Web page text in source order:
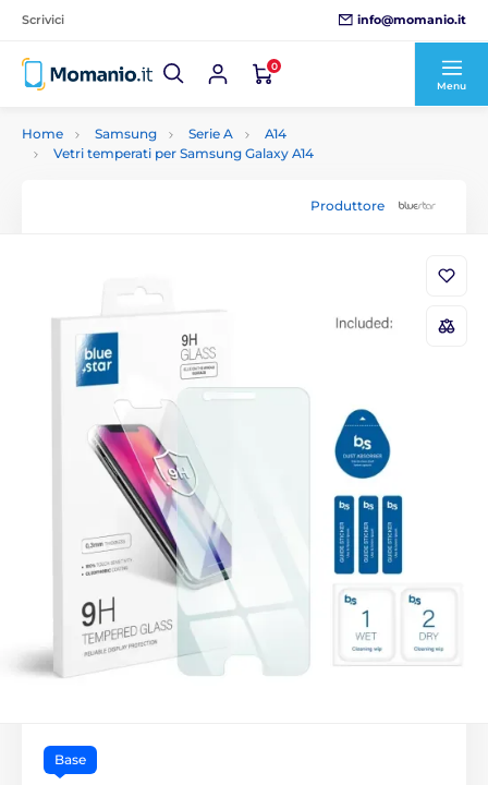
Scrivici info@momanio.it
0
Menu
Home Samsung Serie A
A14
Vetri temperati per Samsung Galaxy A14
Produttore
Base